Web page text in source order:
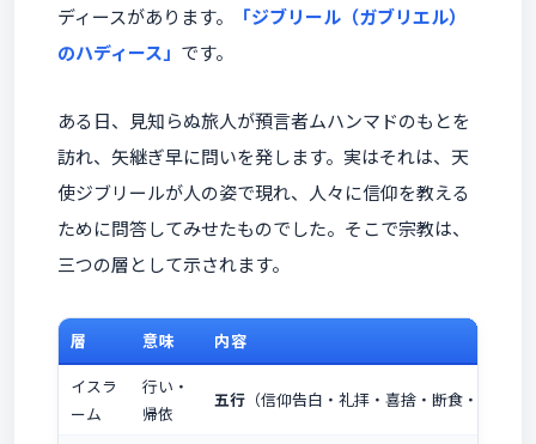
ディースがあります。
「ジブリール（ガブリエル）
のハディース」 です。
ある日、見知らぬ旅人が預言者ムハンマドのもとを
訪れ、矢継ぎ早に問いを発します。実はそれは、天
使ジブリールが人の姿で現れ、人々に信仰を教える
ために問答してみせたものでした。そこで宗教は、
三つの層として示されます。
層 意味
内容
イスラ
ーム
行い・
帰依
五行 （信仰告白・礼拝・喜捨・断食・巡礼